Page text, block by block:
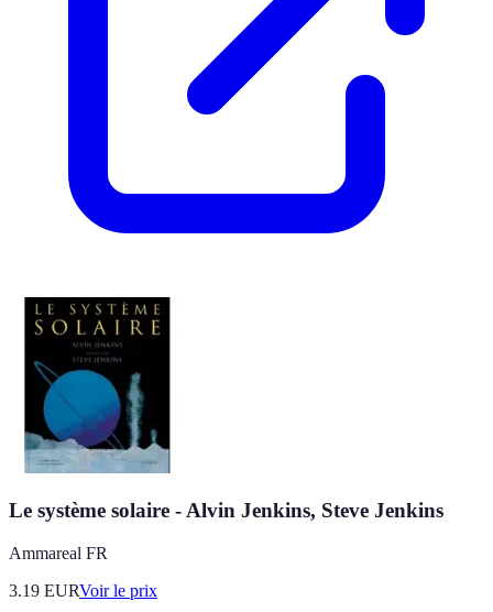
Le système solaire - Alvin Jenkins, Steve Jenkins
Ammareal FR
3.19 EURVoir le prix